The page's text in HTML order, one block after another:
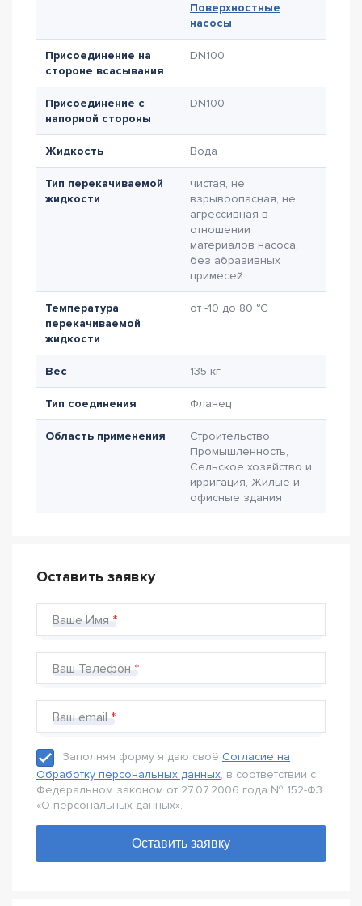
Поверхностные
насосы
Присоединение на
стороне всасывания
DN100
Присоединение с
напорной стороны
DN100
Жидкость Вода
Тип перекачиваемой
жидкости
чистая, не
взрывоопасная, не
агрессивная в
отношении
материалов насоса,
без абразивных
примесей
Температура
перекачиваемой
жидкости
от -10 до 80 °C
Вес 135 кг
Тип соединения Фланец
Область применения
Строительство,
Промышленность,
Сельское хозяйство и
ирригация, Жилые и
офисные здания
Оставить заявку
Ваше Имя
Ваш Телефон
Ваш email
Заполняя форму я даю своё Согласие на
Обработку персональных данных, в соответствии с
Федеральном законом от 27.07.2006 года № 152-Ф3
«О персональных данных».